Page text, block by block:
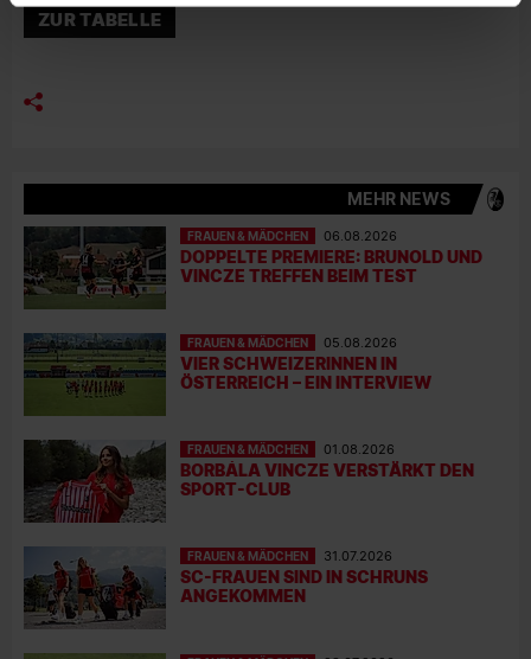
ZUR TABELLE
MEHR NEWS
FRAUEN & MÄDCHEN 06.08.2026
DOPPELTE PREMIERE: BRUNOLD UND
VINCZE TREFFEN BEIM TEST
FRAUEN & MÄDCHEN 05.08.2026
VIER SCHWEIZERINNEN IN
ÖSTERREICH – EIN INTERVIEW
FRAUEN & MÄDCHEN 01.08.2026
BORBÁLA VINCZE VERSTÄRKT DEN
SPORT-CLUB
FRAUEN & MÄDCHEN 31.07.2026
SC-FRAUEN SIND IN SCHRUNS
ANGEKOMMEN